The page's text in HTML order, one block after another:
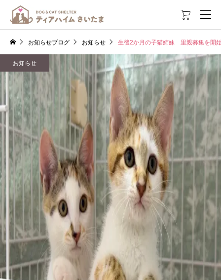

お知らせブログ お知らせ 生後2か月の子猫姉妹 里親募集を開
お知らせ